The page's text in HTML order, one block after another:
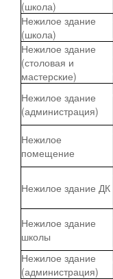
(школа)
Нежилое здание
(школа)
Нежилое здание
(столовая и
мастерские)
Нежилое здание
(администрация)
Нежилое
помещение
Нежилое здание ДК
Нежилое здание
школы
Нежилое здание
(администрация)